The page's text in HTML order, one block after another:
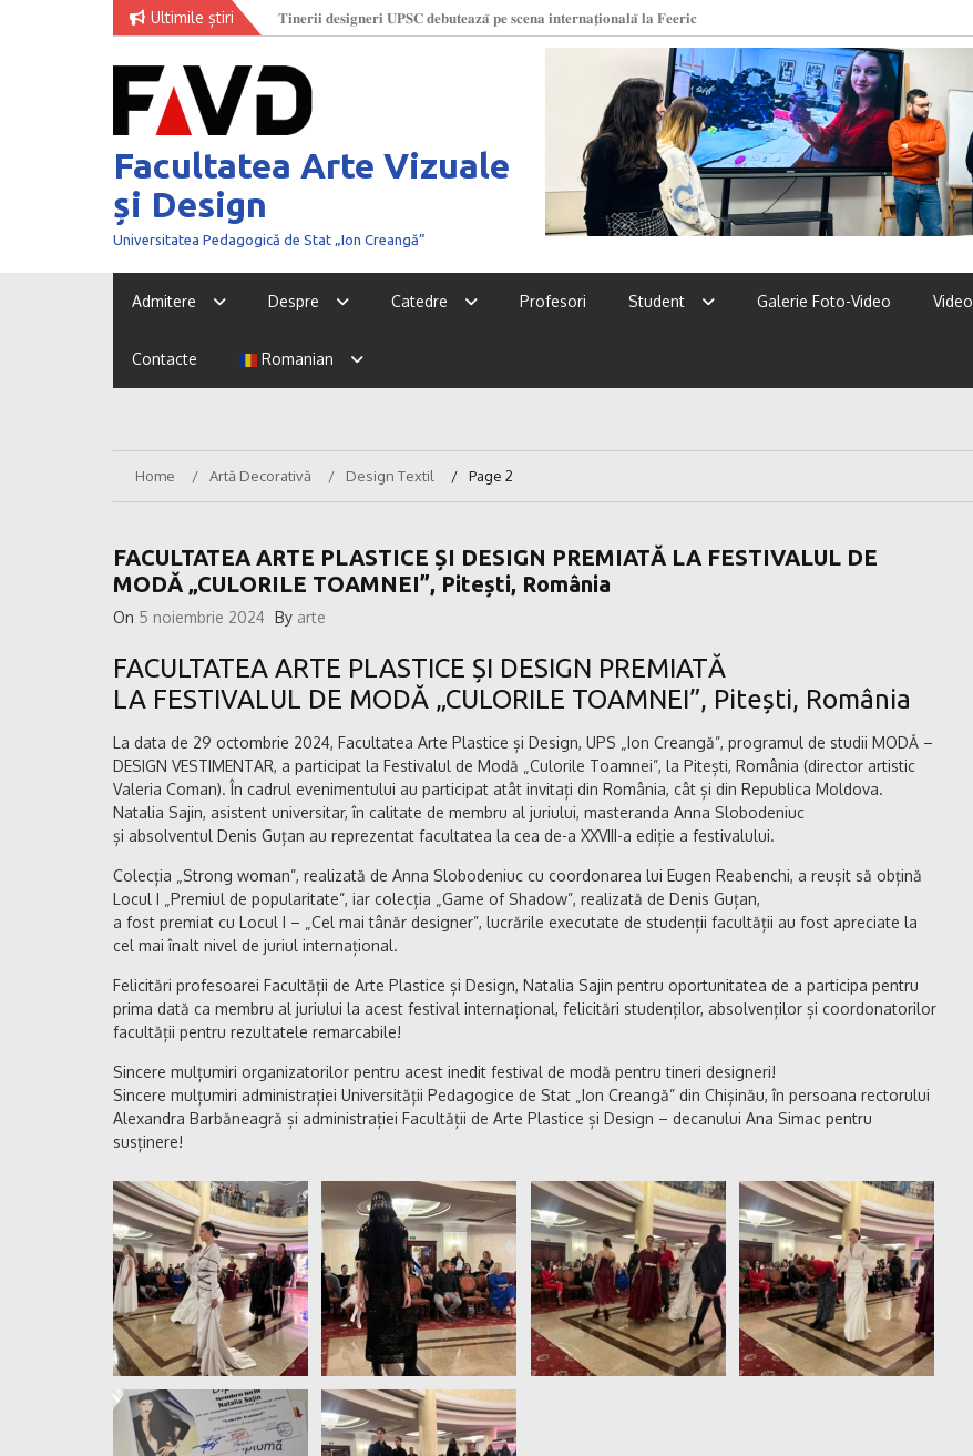
Ultimile știri O nouă generație de creatori la UPSC!
Facultatea Arte Vizuale
și Design
Universitatea Pedagogică de Stat „Ion Creangă”
Admitere Despre Catedre Profesori Student Galerie Foto-Video Video
Contacte Romanian
Home Artă Decorativă Design Textil Page 2
FACULTATEA ARTE PLASTICE ȘI DESIGN PREMIATĂ LA FESTIVALUL DE
MODĂ „CULORILE TOAMNEI”, Pitești, România
On 5 noiembrie 2024 By arte
FACULTATEA ARTE PLASTICE ȘI DESIGN PREMIATĂ
LA FESTIVALUL DE MODĂ „CULORILE TOAMNEI”, Pitești, România
La data de 29 octombrie 2024, Facultatea Arte Plastice și Design, UPS „Ion Creangă”, programul de studii MODĂ –
DESIGN VESTIMENTAR, a participat la Festivalul de Modă „Culorile Toamnei”, la Pitești, România (director artistic
Valeria Coman). În cadrul evenimentului au participat atât invitați din România, cât și din Republica Moldova.
Natalia Sajin, asistent universitar, în calitate de membru al juriului, masteranda Anna Slobodeniuc
și absolventul Denis Guțan au reprezentat facultatea la cea de-a XXVIII-a ediție a festivalului.
Colecția „Strong woman”, realizată de Anna Slobodeniuc cu coordonarea lui Eugen Reabenchi, a reușit să obțină
Locul I „Premiul de popularitate”, iar colecția „Game of Shadow”, realizată de Denis Guțan,
a fost premiat cu Locul I – „Cel mai tânăr designer”, lucrările executate de studenții facultății au fost apreciate la
cel mai înalt nivel de juriul internațional.
Felicitări profesoarei Facultății de Arte Plastice și Design, Natalia Sajin pentru oportunitatea de a participa pentru
prima dată ca membru al juriului la acest festival internațional, felicitări studenților, absolvenților și coordonatorilor
facultății pentru rezultatele remarcabile!
Sincere mulțumiri organizatorilor pentru acest inedit festival de modă pentru tineri designeri!
Sincere mulțumiri administrației Universității Pedagogice de Stat „Ion Creangă” din Chișinău, în persoana rectorului
Alexandra Barbăneagră și administrației Facultății de Arte Plastice și Design – decanului Ana Simac pentru
susținere!